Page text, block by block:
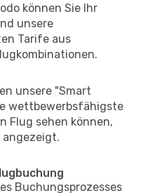
können Sie Ihr
unsere
Tarife aus
unsere "Smart
wettbewerbsfähigste
Flug sehen können,
angezeigt.
Buchungsprozesses